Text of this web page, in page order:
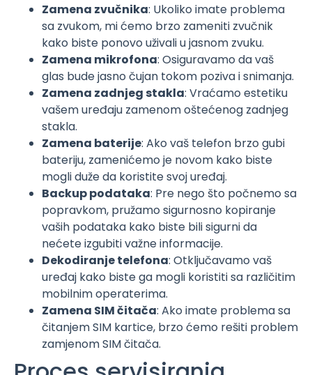
Zamena zvučnika: Ukoliko imate problema
sa zvukom, mi ćemo brzo zameniti zvučnik
kako biste ponovo uživali u jasnom zvuku.
Zamena mikrofona: Osiguravamo da vaš
glas bude jasno čujan tokom poziva i snimanja.
Zamena zadnjeg stakla: Vraćamo estetiku
vašem uređaju zamenom oštećenog zadnjeg
stakla.
Zamena baterije: Ako vaš telefon brzo gubi
bateriju, zamenićemo je novom kako biste
mogli duže da koristite svoj uređaj.
Backup podataka: Pre nego što počnemo sa
popravkom, pružamo sigurnosno kopiranje
vaših podataka kako biste bili sigurni da
nećete izgubiti važne informacije.
Dekodiranje telefona: Otključavamo vaš
uređaj kako biste ga mogli koristiti sa različitim
mobilnim operaterima.
Zamena SIM čitača: Ako imate problema sa
čitanjem SIM kartice, brzo ćemo rešiti problem
zamjenom SIM čitača.